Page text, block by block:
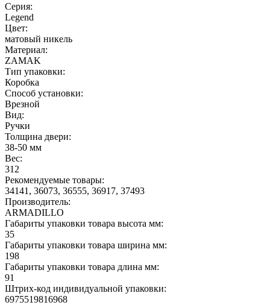
Серия:
Legend
Цвет:
матовый никель
Материал:
ZAMAK
Тип упаковки:
Коробка
Способ установки:
Врезной
Вид:
Ручки
Толщина двери:
38-50 мм
Вес:
312
Рекомендуемые товары:
34141, 36073, 36555, 36917, 37493
Производитель:
ARMADILLO
Габариты упаковки товара высота мм:
35
Габариты упаковки товара ширина мм:
198
Габариты упаковки товара длина мм:
91
Штрих-код индивидуальной упаковки:
6975519816968